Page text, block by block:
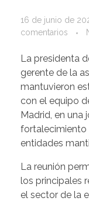
16 de junio de
comentarios
La presidenta
gerente de la
mantuvieron
con el equipo
Madrid, en una
fortalecimiento
entidades
La reunión
los principales
el sector de la